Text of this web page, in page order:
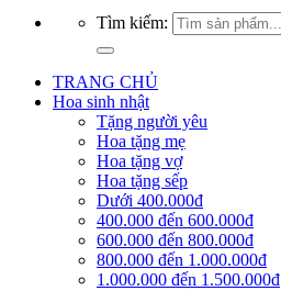
Tìm kiếm:
TRANG CHỦ
Hoa sinh nhật
Tặng người yêu
Hoa tặng mẹ
Hoa tặng vợ
Hoa tặng sếp
Dưới 400.000đ
400.000 đến 600.000đ
600.000 đến 800.000đ
800.000 đến 1.000.000đ
1.000.000 đến 1.500.000đ